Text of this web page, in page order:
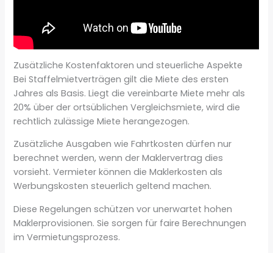
Zusätzliche Kostenfaktoren und steuerliche Aspekte
Bei Staffelmietverträgen gilt die Miete des ersten
Jahres als Basis. Liegt die vereinbarte Miete mehr als
20% über der ortsüblichen Vergleichsmiete, wird die
rechtlich zulässige Miete herangezogen.
Zusätzliche Ausgaben wie Fahrtkosten dürfen nur
berechnet werden, wenn der Maklervertrag dies
vorsieht. Vermieter können die Maklerkosten als
Werbungskosten steuerlich geltend machen.
Diese Regelungen schützen vor unerwartet hohen
Maklerprovisionen. Sie sorgen für faire Berechnungen
im Vermietungsprozess.